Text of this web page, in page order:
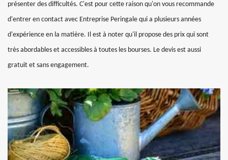
présenter des difficultés. C'est pour cette raison qu'on vous recommande
d'entrer en contact avec Entreprise Peringale qui a plusieurs années
d'expérience en la matière. Il est à noter qu'il propose des prix qui sont
très abordables et accessibles à toutes les bourses. Le devis est aussi
gratuit et sans engagement.